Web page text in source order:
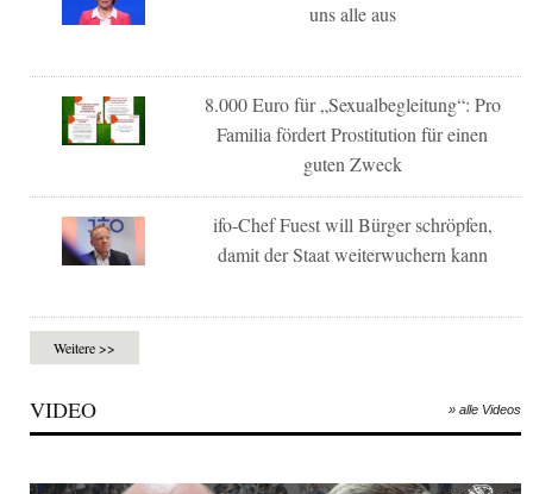
uns alle aus
8.000 Euro für „Sexualbegleitung“: Pro
Familia fördert Prostitution für einen
guten Zweck
ifo-Chef Fuest will Bürger schröpfen,
damit der Staat weiterwuchern kann
Weitere >>
VIDEO » alle Videos